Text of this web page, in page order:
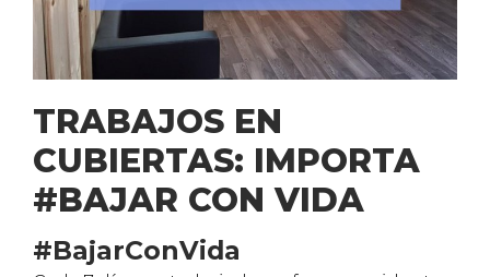
TRABAJOS EN
CUBIERTAS: IMPORTA
#BAJAR CON VIDA
#BajarConVida